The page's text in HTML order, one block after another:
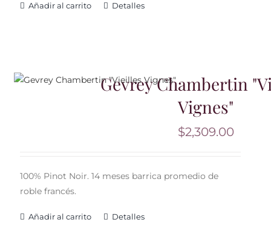
Añadir al carrito Detalles
Gevrey Chambertin
Vignes"
$2,309.00
100% Pinot Noir. 14 meses barrica promedio de
roble francés.
Añadir al carrito Detalles